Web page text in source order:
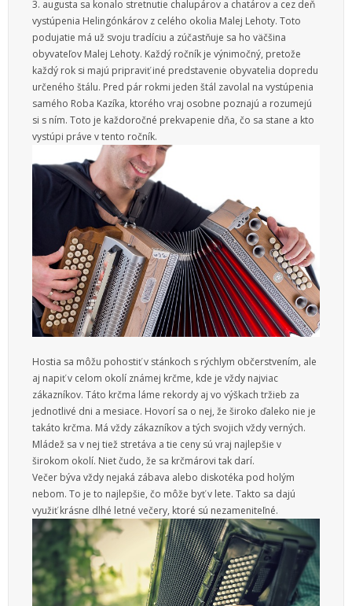
Služby
Vzdelanie
Vzťahy
Zábava
Životný štýl
3. augusta sa konalo stretnutie chalupárov a chatárov a cez deň
vystúpenia Helingónkárov z celého okolia Malej Lehoty. Toto
podujatie má už svoju tradíciu a zúčastňuje sa ho väčšina
obyvateľov Malej Lehoty. Každý ročník je výnimočný, pretože
každý rok si majú pripraviť iné predstavenie obyvatelia dopredu
určeného štálu. Pred pár rokmi jeden štál zavolal na vystúpenia
samého Roba Kazíka, ktorého vraj osobne poznajú a rozumejú
si s ním. Toto je každoročné prekvapenie dňa, čo sa stane a kto
vystúpi práve v tento ročník.
Hostia sa môžu pohostiť v stánkoch s rýchlym občerstvením, ale
aj napiť v celom okolí známej krčme, kde je vždy najviac
zákazníkov. Táto krčma láme rekordy aj vo výškach tržieb za
jednotlivé dni a mesiace. Hovorí sa o nej, že široko ďaleko nie je
takáto krčma. Má vždy zákazníkov a tých svojich vždy verných.
Mládež sa v nej tiež stretáva a tie ceny sú vraj najlepšie v
širokom okolí. Niet čudo, že sa krčmárovi tak darí.
Večer býva vždy nejaká zábava alebo diskotéka pod holým
nebom. To je to najlepšie, čo môže byť v lete. Takto sa dajú
využiť krásne dlhé letné večery, ktoré sú nezameniteľné.